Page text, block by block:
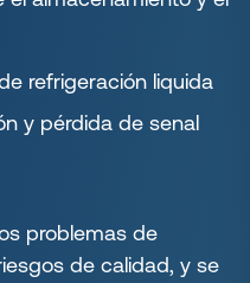
refrigeración liquida
y pérdida de senal
problemas de
de calidad, y se